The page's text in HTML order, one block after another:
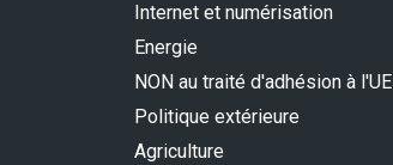
Internet et numérisation
Energie
NON au traité d'adhésion à l'UE
Politique extérieure
Agriculture